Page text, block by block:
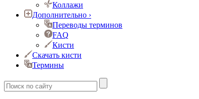
Коллажи
Дополнительно ›
Переводы терминов
FAQ
Кисти
Скачать кисти
Термины